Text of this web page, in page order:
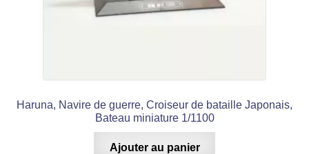
Haruna, Navire de guerre, Croiseur de bataille Japonais,
Bateau miniature 1/1100
Ajouter au panier